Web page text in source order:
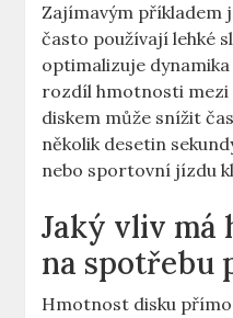
Zajímavým příkladem
často používají lehké
optimalizuje
rozdíl hmotnosti‌ mezi
diskem ‌může snížit
několik desetin‌
nebo sportovní jízdu
Jaký vliv má
na spotřebu
Hmotnost disku